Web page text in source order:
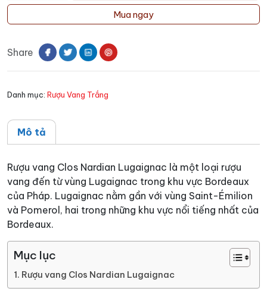
Clos
Lugaignac
Mua ngay
Share
Danh mục: Rượu Vang Trắng
Mô tả
Rượu vang Clos Nardian Lugaignac là một loại rượu
vang đến từ vùng Lugaignac trong khu vực Bordeaux
của Pháp. Lugaignac nằm gần với vùng Saint-Émilion
và Pomerol, hai trong những khu vực nổi tiếng nhất của
Bordeaux.
Mục lục
Rượu vang Clos Nardian Lugaignac